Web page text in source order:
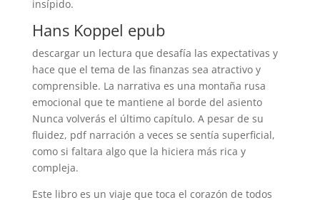
insípido.
Hans Koppel epub
descargar un lectura que desafía las expectativas y
hace que el tema de las finanzas sea atractivo y
comprensible. La narrativa es una montaña rusa
emocional que te mantiene al borde del asiento
Nunca volverás el último capítulo. A pesar de su
fluidez, pdf narración a veces se sentía superficial,
como si faltara algo que la hiciera más rica y
compleja.
Este libro es un viaje que toca el corazón de todos